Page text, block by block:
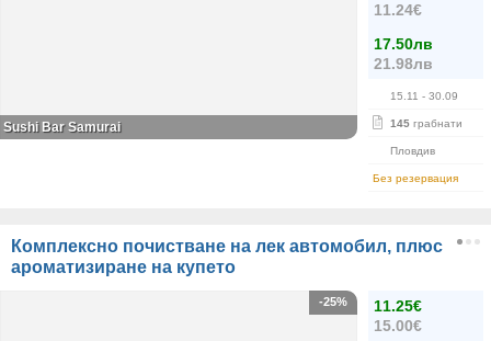
11.24€
17.50лв
21.98лв
15.11 - 30.09
145 грабнати
Пловдив
Без резервация
Sushi Bar Samurai
Комплексно почистване на лек автомобил, плюс
ароматизиране на купето
11.25€
15.00€
-25%